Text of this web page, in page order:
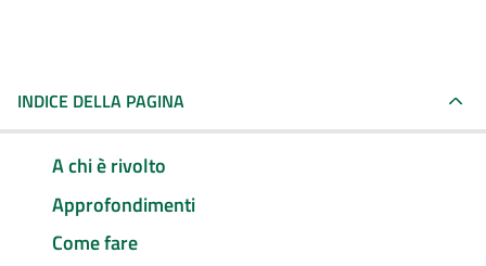
INDICE DELLA PAGINA
A chi è rivolto
Approfondimenti
Come fare